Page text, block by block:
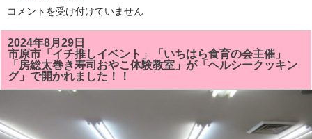
１
月
の
房
総
太
巻
き
教
室
は
コメントを受け付けていません
2024年8月29日
市原市「イチ推しイベント」「いちはら食育の会主催」
「房総太巻き寿司おやこ体験教室」が「ヘルシークッキン
グ」で開かれました！！